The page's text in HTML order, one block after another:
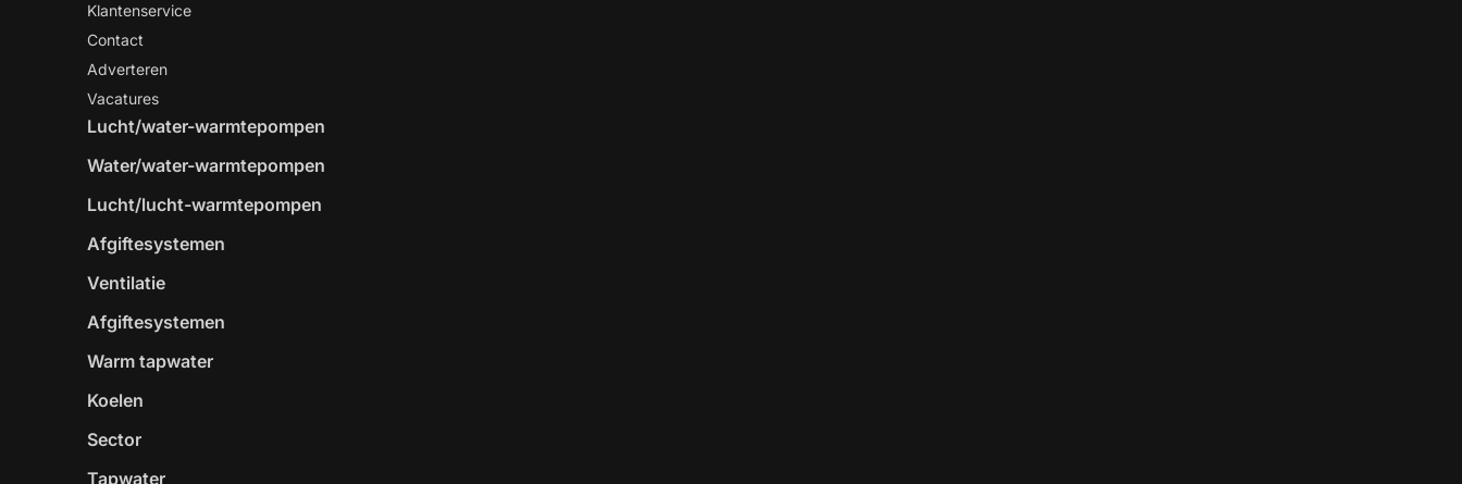
Klantenservice
Contact
Adverteren
Vacatures
Lucht/water-warmtepompen
Water/water-warmtepompen
Lucht/lucht-warmtepompen
Afgiftesystemen
Ventilatie
Afgiftesystemen
Warm tapwater
Koelen
Sector
Tapwater